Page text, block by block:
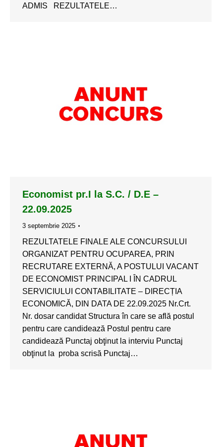
ADMIS REZULTATELE…
Economist pr.I la S.C. / D.E –
22.09.2025
3 septembrie 2025
REZULTATELE FINALE ALE CONCURSULUI
ORGANIZAT PENTRU OCUPAREA, PRIN
RECRUTARE EXTERNĂ, A POSTULUI VACANT
DE ECONOMIST PRINCIPAL I ÎN CADRUL
SERVICIULUI CONTABILITATE – DIRECȚIA
ECONOMICĂ, DIN DATA DE 22.09.2025 Nr.Crt.
Nr. dosar candidat Structura în care se află postul
pentru care candidează Postul pentru care
candidează Punctaj obţinut la interviu Punctaj
obţinut la proba scrisă Punctaj…